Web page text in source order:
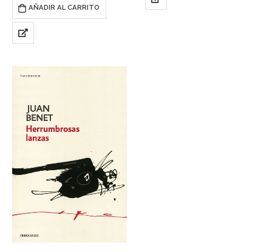
AÑADIR AL CARRITO